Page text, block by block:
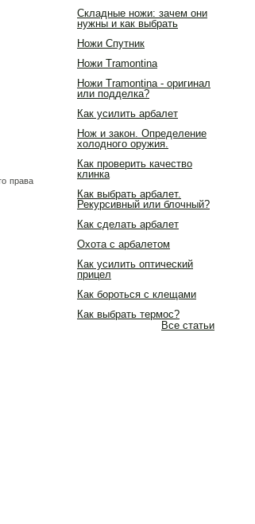
права
Складные ножи: зачем они
нужны и как выбрать
Ножи Спутник
Ножи Tramontina
Ножи Tramontina - оригинал
или подделка?
Как усилить арбалет
Нож и закон. Определение
холодного оружия.
Как проверить качество
клинка
Как выбрать арбалет.
Рекурсивный или блочный?
Как сделать арбалет
Охота с арбалетом
Как усилить оптический
прицел
Как бороться с клещами
Как выбрать термос?
Все статьи